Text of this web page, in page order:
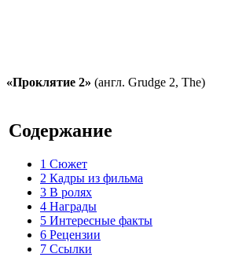
«Проклятие 2» (англ. Grudge 2, The)
Содержание
1 Сюжет
2 Кадры из фильма
3 В ролях
4 Награды
5 Интересные факты
6 Рецензии
7 Ссылки